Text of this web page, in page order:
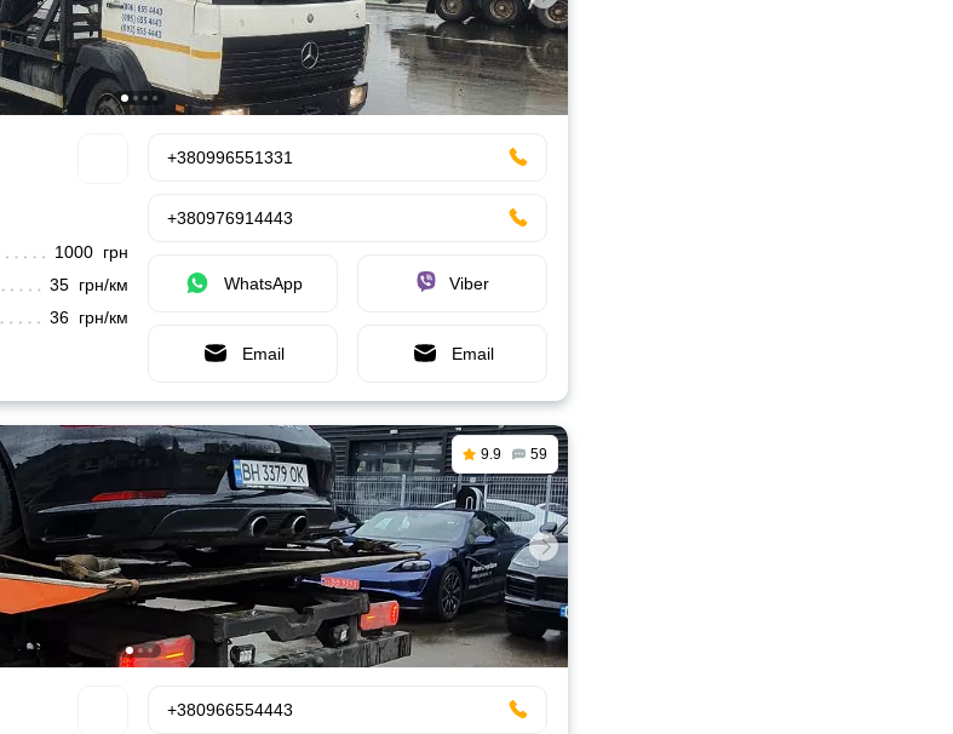
1000 грн
35 грн/км
36 грн/км
+380996551331
+380976914443
WhatsApp Viber
Email Email
9.9 59
+380966554443